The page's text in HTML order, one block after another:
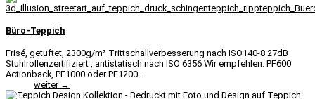
Büro-Teppich
Frisé, getuftet, 2300g/m² Trittschallverbesserung nach ISO140-8 27dB
Stuhlrollenzertifiziert , antistatisch nach ISO 6356 Wir empfehlen: PF600
Actionback, PF1000 oder PF1200 ...
weiter →